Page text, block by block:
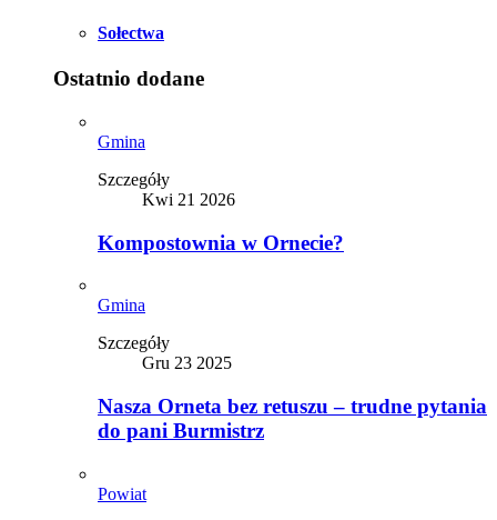
Sołectwa
Ostatnio dodane
Gmina
Szczegóły
Kwi 21 2026
Kompostownia w Ornecie?
Gmina
Szczegóły
Gru 23 2025
Nasza Orneta bez retuszu – trudne pytania
do pani Burmistrz
Powiat